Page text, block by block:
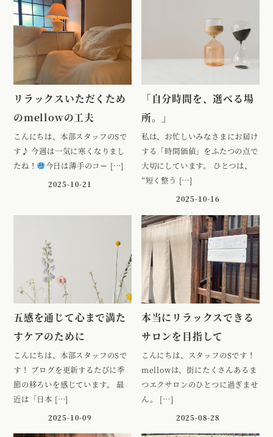
リラックスいただくため
のmellowの工夫
こんにちは、本部スタッフのSで
す♪ 今週は一気に寒くなりまし
たね！
今日は薄手のコー […]
2025-10-21
「自分時間を、選べる場
所。」
私は、お忙しいみなさまにお届け
する「時間価値」をふたつの点で
大切にしています。 ひとつは、
“短く整う […]
2025-10-16
五感を通じて心まで満た
すケアのために
こんにちは、本部スタッフのSで
す！ ブログを更新するたびに季
節の移ろいを感じています。 最
近は「日本 […]
2025-10-09
本当にリラックスできる
サロンを目指して
こんにちは、スタッフのSです！
mellowは、街にたくさんあるま
つエクサロンのひとつに過ぎませ
ん。 […]
2025-08-28